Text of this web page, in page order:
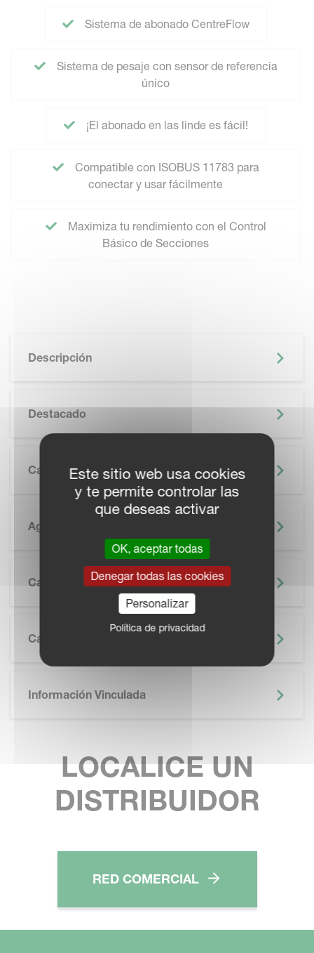
Sistema de abonado CentreFlow
Sistema de pesaje con sensor de referencia
único
¡El abonado en las linde es fácil!
Compatible con ISOBUS 11783 para
conectar y usar fácilmente
Maximiza tu rendimiento con el Control
Básico de Secciones
Descripción
Destacado
Características
Agricultura De Precisión
Catálogo
SKIP BROCHURE
Características Técnicas
Información Vinculada
LOCALICE UN
DISTRIBUIDOR
RED COMERCIAL
Este sitio web usa cookies
y te permite controlar las
que deseas activar
OK, aceptar todas
Denegar todas las cookies
Personalizar
Política de privacidad